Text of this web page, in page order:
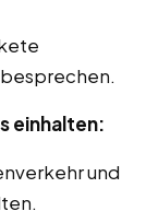
einhalten:
und